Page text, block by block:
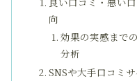
向
効果の実感まで
分析
SNSや大手口コミ